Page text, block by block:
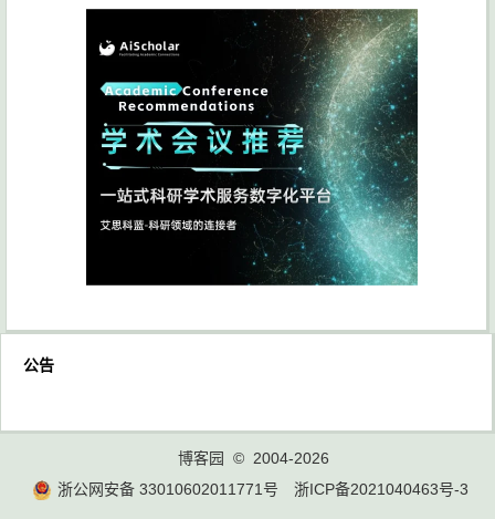
公告
博客园
© 2004-2026
浙公网安备 33010602011771号
浙ICP备2021040463号-3